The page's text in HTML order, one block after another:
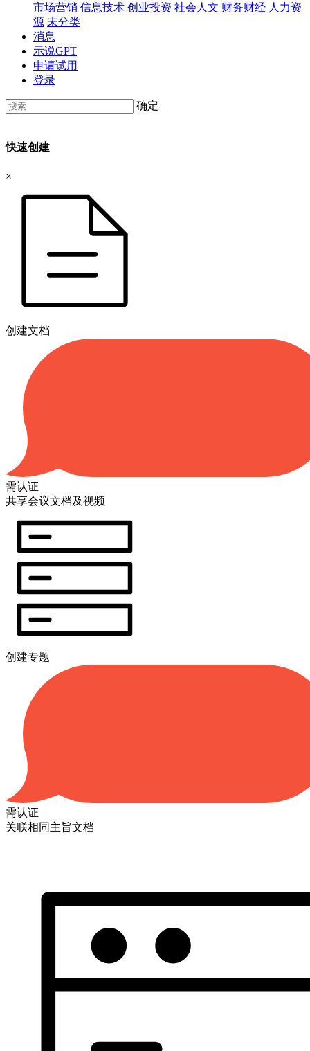
市场营销 信息技术 创业投资 社会人文 财务财经 人力资
源 未分类
消息
示说GPT
申请试用
登录
确定
快速创建
×
创建文档
需认证
共享会议文档及视频
创建专题
需认证
关联相同主旨文档